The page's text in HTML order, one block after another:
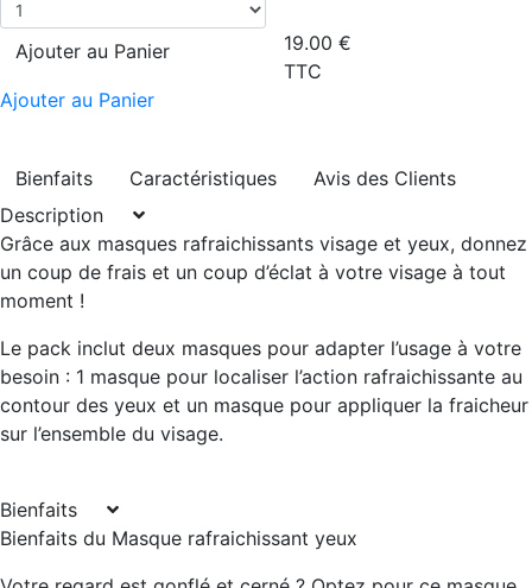
Ajouter au Panier
Ajouter au Panier
19.00 €
TTC
Bienfaits Caractéristiques
Avis des Clients
Description
Grâce aux masques rafraichissants visage et yeux, donnez
un coup de frais et un coup d’éclat à votre visage à tout
moment !
Le pack inclut deux masques pour adapter l’usage à votre
besoin : 1 masque pour localiser l’action rafraichissante au
contour des yeux et un masque pour appliquer la fraicheur
sur l’ensemble du visage.
Bienfaits
Bienfaits du Masque rafraichissant yeux